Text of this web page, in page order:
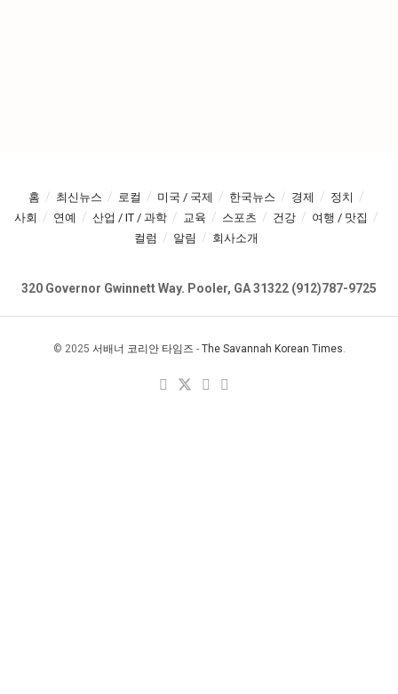
홈 최신뉴스 로컬 미국 / 국제 한국뉴스 경제
정치
사회
연예 산업 / IT / 과학 교육 스포츠 건강
여행 / 맛집
컬럼
알림 회사소개
320 Governor Gwinnett Way. Pooler, GA 31322 (912)787-9725
© 2025 서배너 코리안 타임즈 - The Savannah Korean Times.